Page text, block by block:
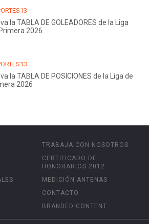
la TABLA DE GOLEADORES de la Liga
2026
la TABLA DE POSICIONES de la Liga de
2026
TRABAJA CON NOSOTROS
CERTIFICADO DE
HONORARIOS 2012
MEDICIÓN ANTENAS
CONTACTO
BRANDED CONTENT